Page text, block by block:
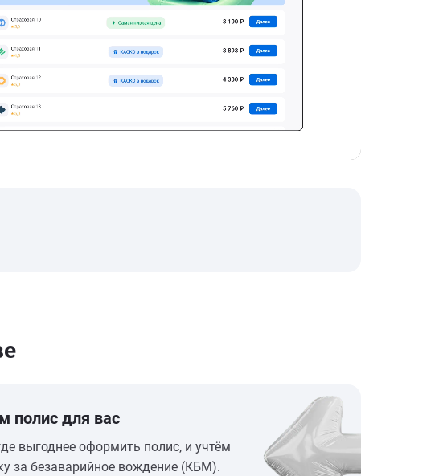
полис для вас
выгоднее оформить полис, и учтём
за безаварийное вождение (КБМ).